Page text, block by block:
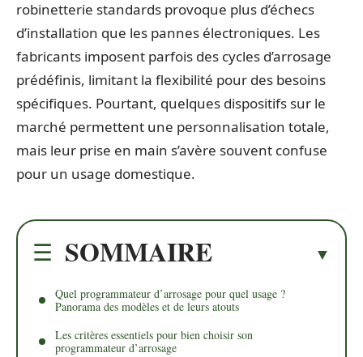
robinetterie standards provoque plus d’échecs
d’installation que les pannes électroniques. Les
fabricants imposent parfois des cycles d’arrosage
prédéfinis, limitant la flexibilité pour des besoins
spécifiques. Pourtant, quelques dispositifs sur le
marché permettent une personnalisation totale,
mais leur prise en main s’avère souvent confuse
pour un usage domestique.
SOMMAIRE
Quel programmateur d’arrosage pour quel usage ?
Panorama des modèles et de leurs atouts
Les critères essentiels pour bien choisir son
programmateur d’arrosage